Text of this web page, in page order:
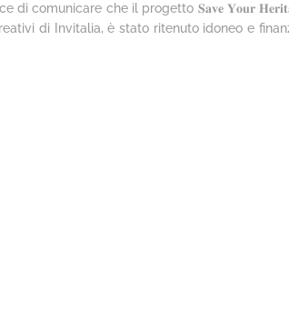
di comunicare che il progetto 𝐒𝐚𝐯𝐞 𝐘𝐨𝐮𝐫
di Invitalia, è stato ritenuto idoneo e